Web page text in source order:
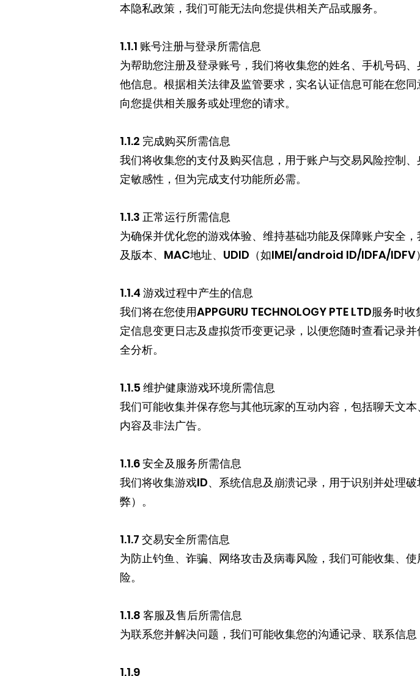
本隐私政策，我们可能无法向您提供相关产品或服务。
1.1.1 账号注册与登录所需信息
为帮助您注册及登录账号，我们将收集您的姓名、手机号码
他信息。根据相关法律及监管要求，实名认证信息可能在您
向您提供相关服务或处理您的请求。
1.1.2 完成购买所需信息
我们将收集您的支付及购买信息，用于账户与交易风险控制
定敏感性，但为完成支付功能所必需。
1.1.3 正常运行所需信息
为确保并优化您的游戏体验、维持基础功能及保障账户安全
及版本、MAC地址、UDID（如IMEI/android ID/IDFA/IDFV
1.1.4 游戏过程中产生的信息
我们将在您使用APPGURU TECHNOLOGY PTE LTD服务时
定信息变更日志及虚拟货币变更记录，以便您随时查看记录
全分析。
1.1.5 维护健康游戏环境所需信息
我们可能收集并保存您与其他玩家的互动内容，包括聊天文
内容及非法广告。
1.1.6 安全及服务所需信息
我们将收集游戏ID、系统信息及崩溃记录，用于识别并处理
弊）。
1.1.7 交易安全所需信息
为防止钓鱼、诈骗、网络攻击及病毒风险，我们可能收集、
险。
1.1.8 客服及售后所需信息
为联系您并解决问题，我们可能收集您的沟通记录、联系信息
1.1.9